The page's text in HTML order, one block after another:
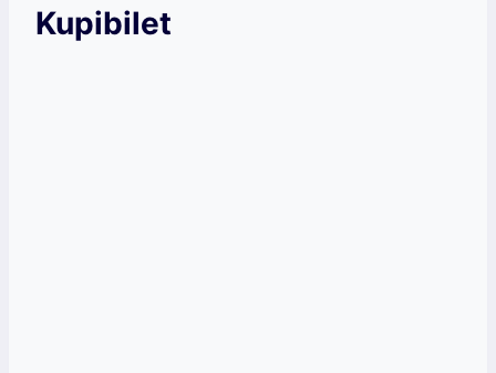
Kupibilet